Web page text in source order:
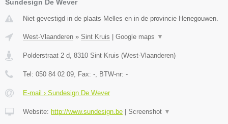
Sundesign De Wever
Niet gevestigd in de plaats Melles en in de provincie Henegouwen.
West-Vlaanderen » Sint Kruis Google maps ▼
Polderstraat 2 d, 8310 Sint Kruis (West-Vlaanderen)
Tel: 050 84 02 09, Fax: -, BTW-nr: -
E-mail › Sundesign De Wever
Website: http://www.sundesign.be Screenshot ▼